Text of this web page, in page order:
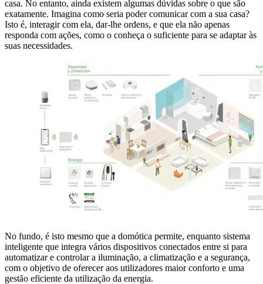
casa. No entanto, ainda existem algumas dúvidas sobre o que são
exatamente. Imagina como seria poder comunicar com a sua casa?
Isto é, interagir com ela, dar-lhe ordens, e que ela não apenas
responda com ações, como o conheça o suficiente para se adaptar às
suas necessidades.
No fundo, é isto mesmo que a domótica permite, enquanto sistema
inteligente que integra vários dispositivos conectados entre si para
automatizar e controlar a iluminação, a climatização e a segurança,
com o objetivo de oferecer aos utilizadores maior conforto e uma
gestão eficiente da utilização da energia.